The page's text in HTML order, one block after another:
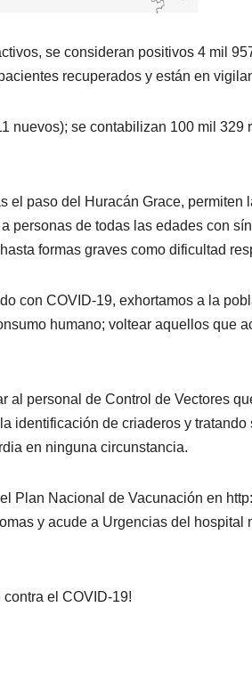
se consideran positivos 4 mil
recuperados y están en
nuevos); se contabilizan 100 mil
el paso del Huracán Grace,
personas de todas las edades con
formas graves como dificultad
con COVID-19, exhortamos a la
humano; voltear aquellos que
al personal de Control de Vectores
identificación de criaderos y
en ninguna circunstancia.
Plan Nacional de Vacunación en
y acude a Urgencias del hospital
contra el COVID-19!